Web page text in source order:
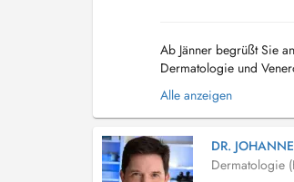
Ab Jänner begrüßt Sie
Dermatologie und
ruhigen Art, ihrem
Alle anzeigen
DR.
Dermatologie